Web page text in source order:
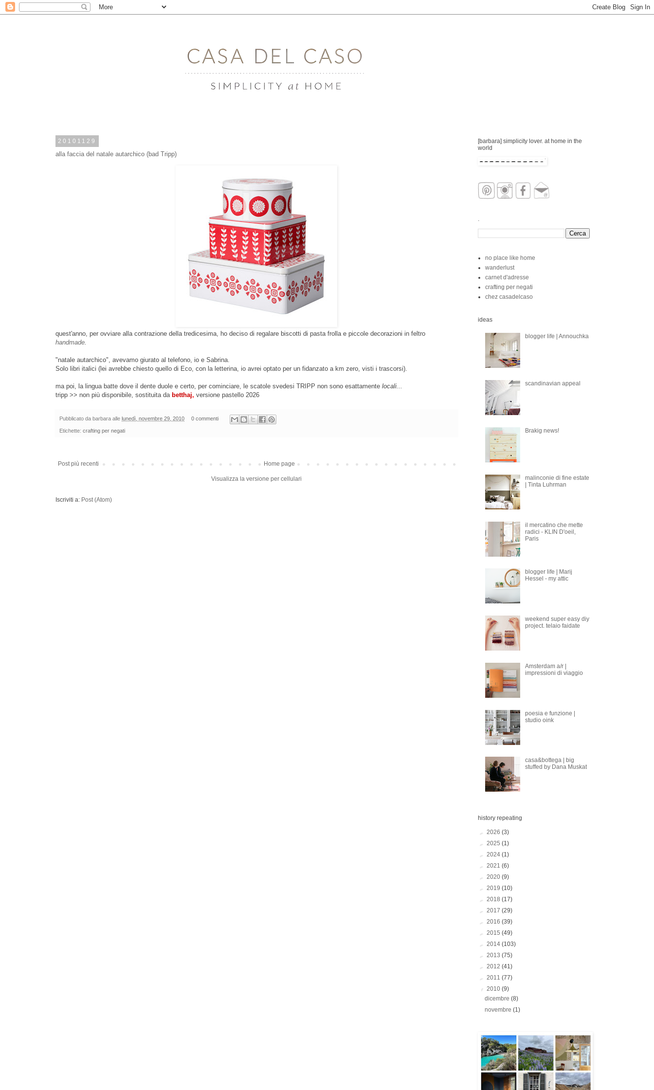
20101129
alla faccia del natale autarchico (bad Tripp)
quest'anno, per ovviare alla contrazione della tredicesima, ho deciso di regalare biscotti di pasta frolla e piccole decorazioni in feltro
handmade.
"natale autarchico", avevamo giurato al telefono, io e Sabrina.
Solo libri italici (lei avrebbe chiesto quello di Eco, con la letterina, io avrei optato per un fidanzato a km zero, visti i trascorsi).
ma poi, la lingua batte dove il dente duole e certo, per cominciare, le scatole svedesi TRIPP non sono esattamente locali...
tripp >> non più disponibile, sostituita da betthaj, versione pastello 2026
Pubblicato da barbara alle lunedì, novembre 29, 2010 0 commenti
Etichette: crafting per negati
Post più recenti Home page
Visualizza la versione per cellulari
Iscriviti a: Post (Atom)
[barbara] simplicity lover. at home in the
world
.
no place like home
wanderlust
carnet d'adresse
crafting per negati
chez casadelcaso
ideas
blogger life | Annouchka
scandinavian appeal
Brakig news!
malinconie di fine estate
| Tinta Luhrman
il mercatino che mette
radici - KLIN D'oeil,
Paris
blogger life | Marij
Hessel - my attic
weekend super easy diy
project. telaio faidate
Amsterdam a/r |
impressioni di viaggio
poesia e funzione |
studio oink
casa&bottega | big
stuffed by Dana Muskat
history repeating
► 2026 (3)
► 2025 (1)
► 2024 (1)
► 2021 (6)
► 2020 (9)
► 2019 (10)
► 2018 (17)
► 2017 (29)
► 2016 (39)
► 2015 (49)
► 2014 (103)
► 2013 (75)
► 2012 (41)
► 2011 (77)
▼ 2010 (9)
dicembre(8)
novembre(1)